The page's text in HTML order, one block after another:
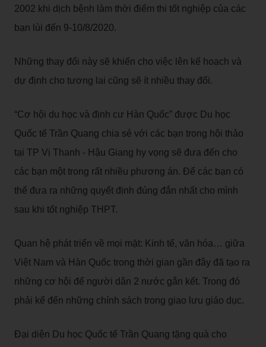
2002 khi dịch bệnh làm thời điểm thi tốt nghiệp của các
bạn lùi đến 9-10/8/2020.
Những thay đổi này sẽ khiến cho việc lên kế hoạch và
dự định cho tương lai cũng sẽ ít nhiều thay đổi.
“Cơ hội du học và định cư Hàn Quốc” được Du học
Quốc tế Trần Quang chia sẻ với các bạn trong hội thảo
tại TP Vị Thanh - Hậu Giang hy vọng sẽ đưa đến cho
các bạn một trong rất nhiều phương án. Để các bạn có
thể đưa ra những quyết định đúng đắn nhất cho mình
sau khi tốt nghiệp THPT.
Quan hệ phát triển về mọi mặt: Kinh tế, văn hóa… giữa
Việt Nam và Hàn Quốc trong thời gian gần đây đã tạo ra
những cơ hội để người dân 2 nước gắn kết. Trong đó
phải kể đến những chính sách trong giao lưu giáo dục.
Đại diện Du học Quốc tế Trần Quang tặng quà cho